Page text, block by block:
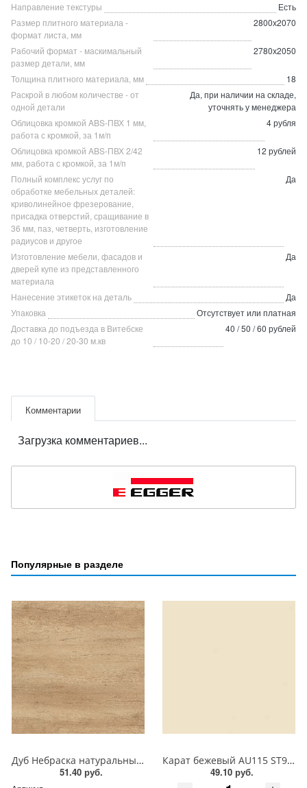
Направление текстуры
Есть
Размер плитного материала -
формат листа, мм
2800х2070
Рабочий формат - маскимальный
размер детали, мм
2780х2050
Толщина плитного материала, мм
18
Раскрой в любом количестве - от
одной детали
Да, при наличии на складе,
уточнять у менеджера
Облицовка кромкой ABS-ПВХ 1 мм,
работа с кромкой, за 1м/п
4 рубля
Облицовка кромкой ABS-ПВХ 2/42
мм, работа с кромкой, за 1м/п
12 рублей
Полный комплекс услуг по
обработке мебельных деталей:
криволинейное фрезерование,
присадка отверстий, сращивание в
36 мм, паз, четверть, изготовление
радиусов и другое
Да
Изготовление мебели, фасадов и
дверей купе из представленного
материала
Да
Нанесение этикеток на деталь
Да
Упаковка
Отсутствует или платная
Доставка до подъезда в Витебске
до 10 / 10-20 / 20-30 м.кв
40 / 50 / 60 рублей
Комментарии
Загрузка комментариев...
Популярные в разделе
Дуб Небраска натуральный H3331 ST10 EGGER ЛДСП 18 мм
51.40 руб.
Карат бежевый AU115 ST9 EGGER ЛДСП 18 мм
49.10 руб.